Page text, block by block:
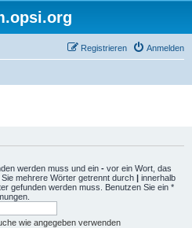
Anmelden
Registrieren
werden muss und ein - vor ein Wort, das
mehrere Wörter getrennt durch | innerhalb
gefunden werden muss. Benutzen Sie ein *
wie angegeben verwenden